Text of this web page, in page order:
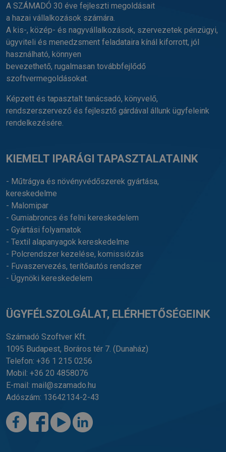
A SZÁMADÓ 30 éve fejleszti megoldásait
a hazai vállalkozások számára.
A kis-, közép- és nagyvállalkozások, szervezetek pénzügyi,
ügyviteli és menedzsment feladataira kínál kiforrott, jól
használható, könnyen
bevezethető, rugalmasan továbbfejlődő
szoftvermegoldásokat.
Képzett és tapasztalt tanácsadó, könyvelő,
rendszerszervező és fejlesztő gárdával állunk ügyfeleink
rendelkezésére.
KIEMELT IPARÁGI TAPASZTALATAINK
- Műtrágya és növényvédőszerek gyártása,
kereskedelme
- Malomipar
- Gumiabroncs és felni kereskedelem
- Gyártási folyamatok
- Textil alapanyagok kereskedelme
- Polcrendszer kezelése, komissiózás
- Fuvaszervezés, terítőautós rendszer
- Ügynöki kereskedelem
ÜGYFÉLSZOLGÁLAT, ELÉRHETŐSÉGEINK
Számadó Szoftver Kft.
1095 Budapest, Boráros tér 7. (Dunaház)
Telefon: +36 1 215 0256
Mobil: +36 20 4858076
E-mail: mail@szamado.hu
Adószám: 13642134-2-43